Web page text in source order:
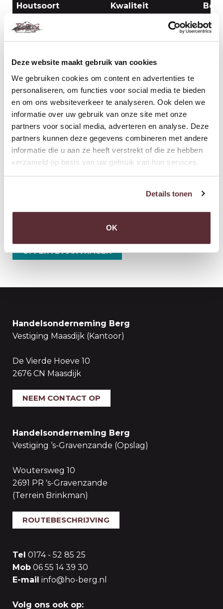
Deze website maakt gebruik van cookies
We gebruiken cookies om content en advertenties te
personaliseren, om functies voor social media te bieden
en om ons websiteverkeer te analyseren. Ook delen we
informatie over uw gebruik van onze site met onze
partners voor social media, adverteren en analyse. Deze
partners kunnen deze gegevens combineren met andere
informatie die u aan ze heeft verstrekt of die ze hebben
verzameld op basis van uw gebruik van hun services.
Details tonen
OK
Houtsoort Kwaliteit
Dark Red meranti
gecalibreerd
scroll
BEKIJK OOK ONDERSTAANDE FOTOS
NEEM CONTACT MET ONS OP
OFFERTE AANVRAGEN
Handelsonderneming Berg
Vestiging Maasdijk (Kantoor)
De Vierde Hoeve 10
2676 CN Maasdijk
NEEM CONTACT OP
Handelsonderneming Berg
Vestiging ‘s-Gravenzande (Opslag)
Woutersweg 10
2691 PR 's-Gravenzande
(Terrein Brinkman)
ROUTEBESCHRIJVING
Tel 0174 - 52 85 25
Mob 06 55 14 39 30
E-mail info@ho-berg.nl
Volg ons ook op: